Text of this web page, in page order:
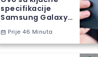
specifikacije
Samsung Galaxy
Prije 46 Minuta